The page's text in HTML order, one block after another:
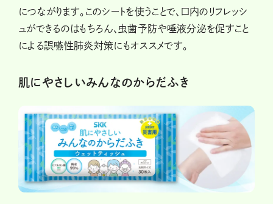
につながります。このシートを使うことで、口内のリフレッシ
ュができるのはもちろん、虫歯予防や唾液分泌を促すこと
による誤嚥性肺炎対策にもオススメです。
肌にやさしいみんなのからだふき